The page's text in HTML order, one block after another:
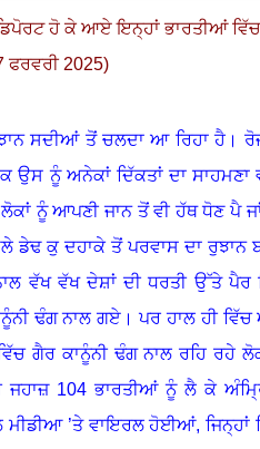
ਹੋ ਕੇ ਆਏ ਇਨ੍ਹਾਂ ਭਾਰਤੀਆਂ
ਫਰਵਰੀ 2025)
ਸਦੀਆਂ ਤੋਂ ਚਲਦਾ ਆ ਰਿਹਾ ਹੈ ।
ਉਸ ਨੂੰ ਅਨੇਕਾਂ ਦਿੱਕਤਾਂ ਦਾ ਸਾਹਮਣਾ
ਨੂੰ ਆਪਣੀ ਜਾਨ ਤੋਂ ਵੀ ਹੱਥ ਧੋਣ ਪੈ
ਡੇਢ ਕੁ ਦਹਾਕੇ ਤੋਂ ਪਰਵਾਸ ਦਾ ਰੁਝਾਨ
ਵੱਖ ਵੱਖ ਦੇਸ਼ਾਂ ਦੀ ਧਰਤੀ ਉੱਤੇ
ਢੰਗ ਨਾਲ ਗਏ ।ਪਰ ਹਾਲ ਹੀ
ਗੈਰ ਕਾਨੂੰਨੀ ਢੰਗ ਨਾਲ ਰਹਿ ਰਹੇ
ਜਹਾਜ਼ 104ਭਾਰਤੀਆਂ ਨੂੰ ਲੈ ਕੇ
ਮੀਡੀਆ ’ਤੇ ਵਾਇਰਲ ਹੋਈਆਂ,